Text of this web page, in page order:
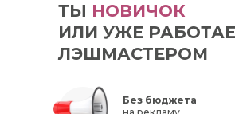
ТЫ НОВИЧОК
ИЛИ УЖЕ
ЛЭШМАСТЕРОМ
Без бюджета